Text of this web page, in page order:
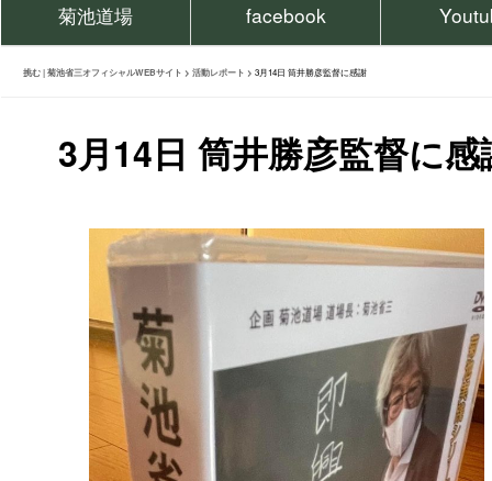
菊池道場 facebook
挑む | 菊池省三オフィシャルWEBサイト > 活動レポート > 3月14日 筒井勝彦監督に感謝
3月14日 筒井勝彦監督に感